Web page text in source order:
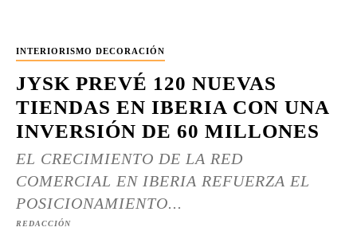
INTERIORISMO DECORACIÓN
JYSK PREVÉ 120 NUEVAS
TIENDAS EN IBERIA CON UNA
INVERSIÓN DE 60 MILLONES
EL CRECIMIENTO DE LA RED
COMERCIAL EN IBERIA REFUERZA EL
POSICIONAMIENTO...
REDACCIÓN